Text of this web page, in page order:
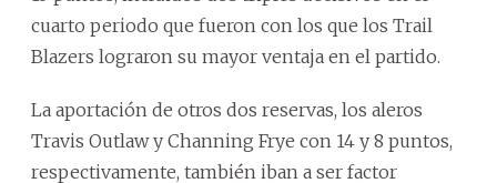
cuarto periodo que fueron con los que los Trail
Blazers lograron su mayor ventaja en el partido.
La aportación de otros dos reservas, los aleros
Travis Outlaw y Channing Frye con 14 y 8 puntos,
respectivamente, también iban a ser factor